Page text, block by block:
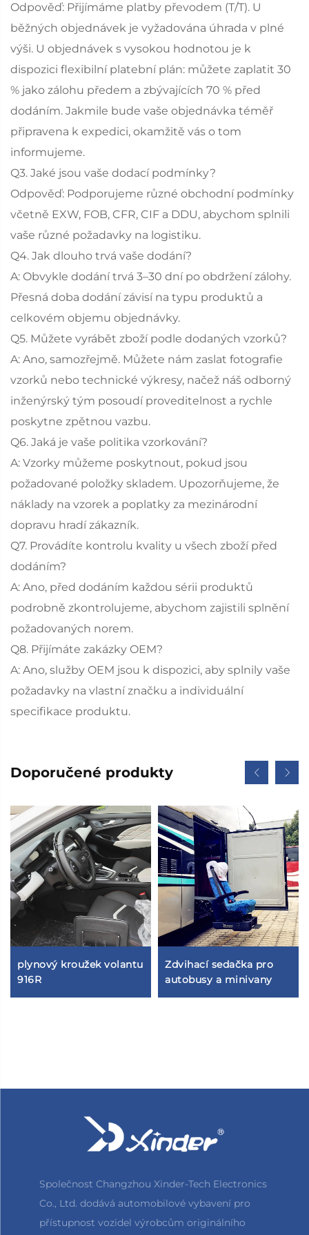
Odpověď: Přijímáme platby převodem (T/T). U
běžných objednávek je vyžadována úhrada v plné
výši. U objednávek s vysokou hodnotou je k
dispozici flexibilní platební plán: můžete zaplatit 30
% jako zálohu předem a zbývajících 70 % před
dodáním. Jakmile bude vaše objednávka téměř
připravena k expedici, okamžitě vás o tom
informujeme.
Q3. Jaké jsou vaše dodací podmínky?
Odpověď: Podporujeme různé obchodní podmínky
včetně EXW, FOB, CFR, CIF a DDU, abychom splnili
vaše různé požadavky na logistiku.
Q4. Jak dlouho trvá vaše dodání?
A: Obvykle dodání trvá 3–30 dní po obdržení zálohy.
Přesná doba dodání závisí na typu produktů a
celkovém objemu objednávky.
Q5. Můžete vyrábět zboží podle dodaných vzorků?
A: Ano, samozřejmě. Můžete nám zaslat fotografie
vzorků nebo technické výkresy, načež náš odborný
inženýrský tým posoudí proveditelnost a rychle
poskytne zpětnou vazbu.
Q6. Jaká je vaše politika vzorkování?
A: Vzorky můžeme poskytnout, pokud jsou
požadované položky skladem. Upozorňujeme, že
náklady na vzorek a poplatky za mezinárodní
dopravu hradí zákazník.
Q7. Provádíte kontrolu kvality u všech zboží před
dodáním?
A: Ano, před dodáním každou sérii produktů
podrobně zkontrolujeme, abychom zajistili splnění
požadovaných norem.
Q8. Přijímáte zakázky OEM?
A: Ano, služby OEM jsou k dispozici, aby splnily vaše
požadavky na vlastní značku a individuální
specifikace produktu.
Doporučené produkty
plynový kroužek volantu
916R
Zdvihací sedačka pro
autobusy a minivany
Společnost Changzhou Xinder-Tech Electronics
Co., Ltd. dodává automobilové vybavení pro
přístupnost vozidel výrobcům originálního